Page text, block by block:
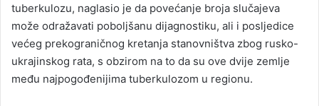
tuberkulozu, naglasio je da povećanje broja slučajeva
može odražavati poboljšanu dijagnostiku, ali i posljedice
većeg prekograničnog kretanja stanovništva zbog rusko-
ukrajinskog rata, s obzirom na to da su ove dvije zemlje
među najpogođenijima tuberkulozom u regionu.